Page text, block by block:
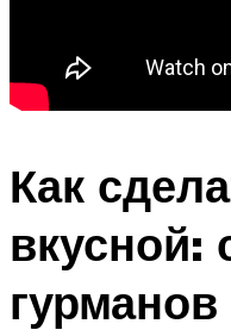
Как
вкусной:
гурманов